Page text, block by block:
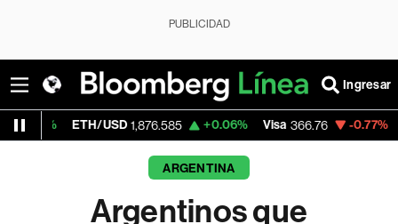
PUBLICIDAD
Ingresar
1,876.585 +0.06% Visa 366.76 -0.77%
ARGENTINA
Argentinos que